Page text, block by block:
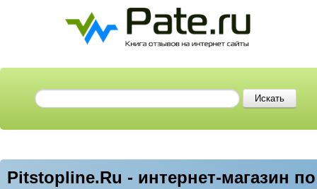
Pitstopline.Ru - интернет-магазин по